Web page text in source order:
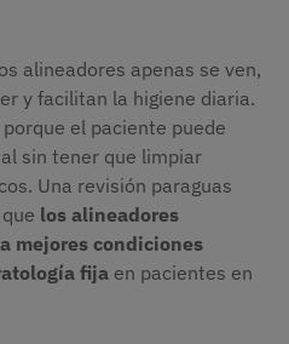
alineadores apenas se ven,
y facilitan la higiene diaria.
el paciente puede
sin tener que limpiar
Una revisión paraguas
los alineadores
mejores condiciones
fija en pacientes en